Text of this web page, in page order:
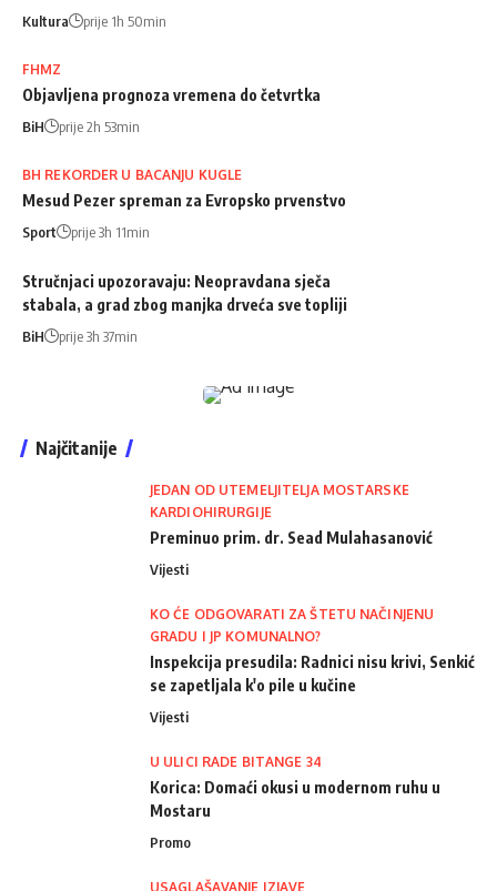
Kultura prije 1h 50min
FHMZ
Objavljena prognoza vremena do četvrtka
BiH prije 2h 53min
BH REKORDER U BACANJU KUGLE
Mesud Pezer spreman za Evropsko prvenstvo
Sport prije 3h 11min
Stručnjaci upozoravaju: Neopravdana sječa
stabala, a grad zbog manjka drveća sve topliji
BiH prije 3h 37min
Najčitanije
JEDAN OD UTEMELJITELJA MOSTARSKE
KARDIOHIRURGIJE
Preminuo prim. dr. Sead Mulahasanović
Vijesti
KO ĆE ODGOVARATI ZA ŠTETU NAČINJENU
GRADU I JP KOMUNALNO?
Inspekcija presudila: Radnici nisu krivi, Senkić
se zapetljala k'o pile u kučine
Vijesti
U ULICI RADE BITANGE 34
Korica: Domaći okusi u modernom ruhu u
Mostaru
Promo
USAGLAŠAVANJE IZJAVE